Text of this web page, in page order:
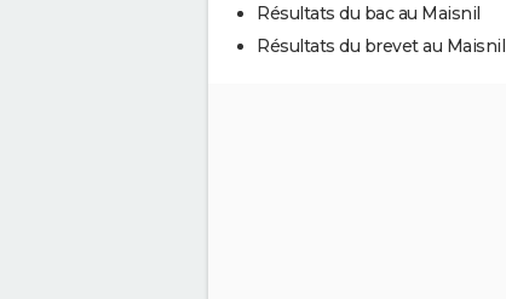
Résultats du bac au Maisnil
Résultats du brevet au Maisnil